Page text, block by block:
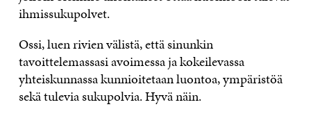
ihmissukupolvet.
Ossi, luen rivien välistä, että sinunkin
tavoittelemassasi avoimessa ja kokeilevassa
yhteiskunnassa kunnioitetaan luontoa, ympäristöä
sekä tulevia sukupolvia. Hyvä näin.